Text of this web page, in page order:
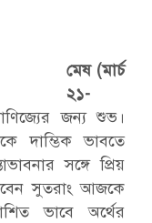
মেষ (মার্চ
২১-
জন্য শুভ।
দাম্ভিক ভাবতে
সঙ্গে প্রিয়
সুতরাং আজকে
ভাবে অর্থের